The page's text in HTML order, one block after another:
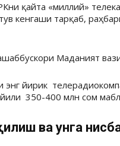
қайта «миллий»
кенгаши тарқаб,
Маданият
энг йирик
350-400 млн сом
ва унга